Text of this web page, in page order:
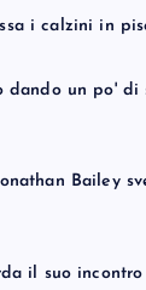
i calzini in
dando un po' di
Bailey
il suo